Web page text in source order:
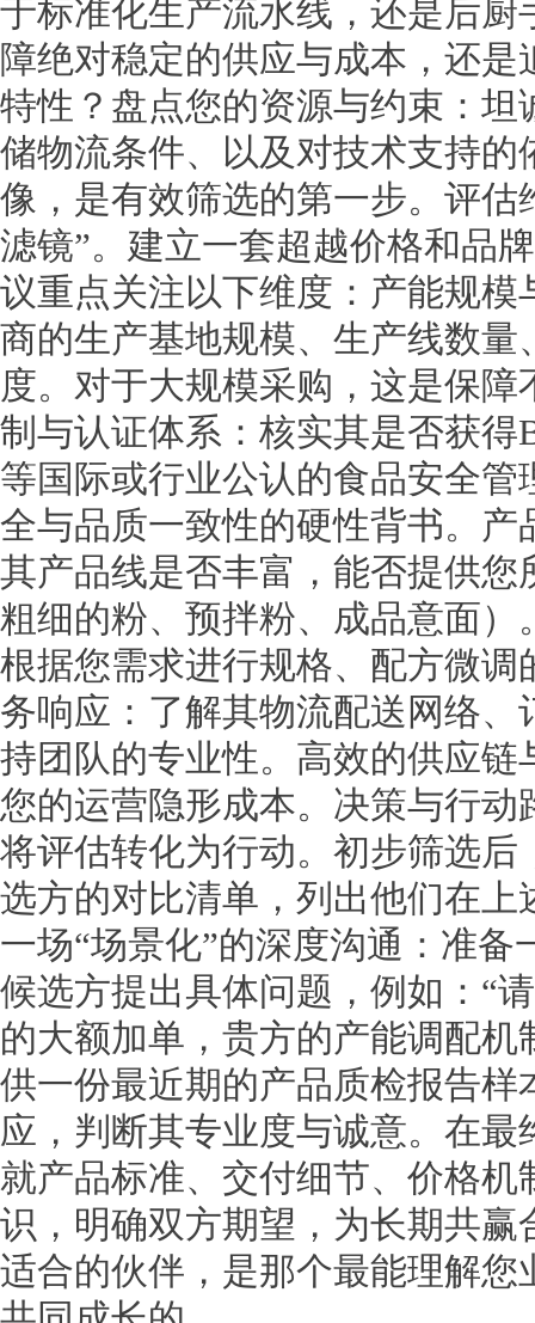
于标准化生产流水线，还是后
障绝对稳定的供应与成本，还
特性？盘点您的资源与约束：
储物流条件、以及对技术支持
像，是有效筛选的第一步。评
滤镜”。建立一套超越价格和品
议重点关注以下维度：产能规
商的生产基地规模、生产线数
度。对于大规模采购，这是保
制与认证体系：核实其是否获得
等国际或行业公认的食品安全
全与品质一致性的硬性背书。
其产品线是否丰富，能否提供
粗细的粉、预拌粉、成品意面
根据您需求进行规格、配方微
务响应：了解其物流配送网络
持团队的专业性。高效的供应
您的运营隐形成本。决策与行
将评估转化为行动。初步筛选后
选方的对比清单，列出他们在
一场“场景化”的深度沟通：准
候选方提出具体问题，例如：“
的大额加单，贵方的产能调配机
供一份最近期的产品质检报告样
应，判断其专业度与诚意。在
就产品标准、交付细节、价格
识，明确双方期望，为长期共
适合的伙伴，是那个最能理解